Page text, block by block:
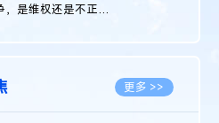
键盘之争，是维权还是不正当竞争？
更多 >>